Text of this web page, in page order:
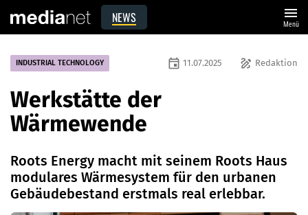
NEWS menu
Menü
INDUSTRIAL TECHNOLOGY draw Redaktion
event 11.07.2025
Werkstätte der
Wärmewende
Roots Energy macht mit seinem Roots Haus
modulares Wärmesystem für den urbanen
Gebäudebestand erstmals real erlebbar.